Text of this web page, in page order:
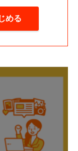
める